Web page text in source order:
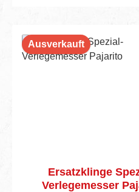
Ausverkauft
Ersatzklinge
Verlegemesser